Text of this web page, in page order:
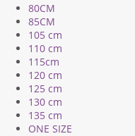
80CM
85CM
105 cm
110 cm
115cm
120 cm
125 cm
130 cm
135 cm
ONE SIZE